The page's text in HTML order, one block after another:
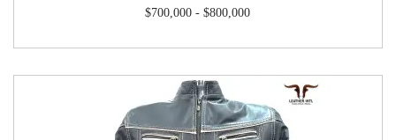
$700,000 - $800,000